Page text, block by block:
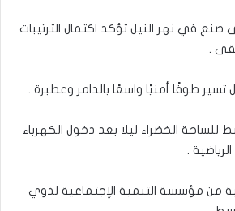
صنع في نهر النيل تؤكد اكتمال الترتيبات
.
تسير طوفًا أمنيًا واسعًا بالدامر وعطبرة .
للساحة الخضراء ليلا بعد دخول الكهرباء
.
من مؤسسة التنمية الإجتماعية لذوي